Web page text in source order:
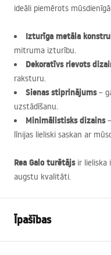
ideāli piemērots
Izturīga metāla
mitruma izturību.
Dekoratīvs rievots
raksturu.
Sienas stiprinājums–
uzstādīšanu.
Minimālistisks dizains
līnijas lieliski saskan ar
Rea Galo turētājsir lieliska
augstu kvalitāti.
Īpašības